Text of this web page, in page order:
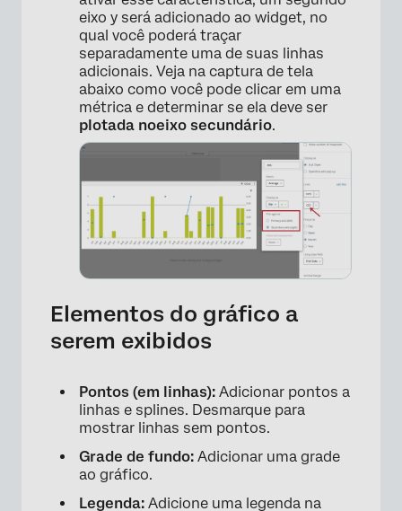
×
eixo y será adicionado ao widget, no
qual você poderá traçar
separadamente uma de suas linhas
adicionais. Veja na captura de tela
abaixo como você pode clicar em uma
métrica e determinar se ela deve ser
plotada noeixo secundário.
Elementos do gráfico a
serem exibidos
Pontos (em linhas): Adicionar pontos a
linhas e splines. Desmarque para
mostrar linhas sem pontos.
Grade de fundo: Adicionar uma grade
ao gráfico.
Legenda: Adicione uma legenda na